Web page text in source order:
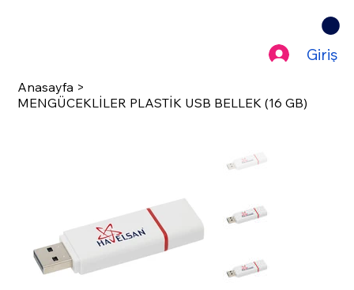
Giriş
Anasayfa >
MENGÜCEKLİLER PLASTİK USB BELLEK (16 GB)